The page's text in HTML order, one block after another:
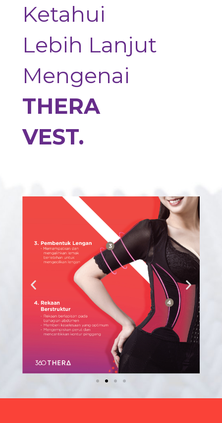
Ketahui
Lebih Lanjut
Mengenai
THERA
VEST.